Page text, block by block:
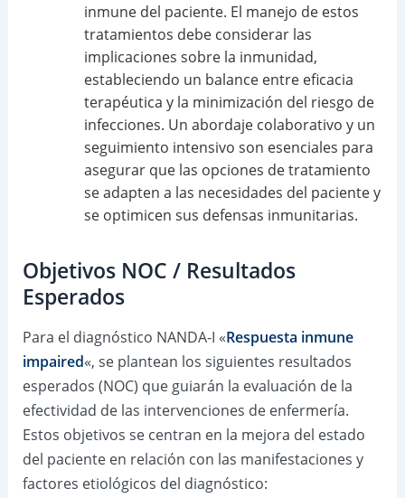
inmune del paciente. El manejo de estos
tratamientos debe considerar las
implicaciones sobre la inmunidad,
estableciendo un balance entre eficacia
terapéutica y la minimización del riesgo de
infecciones. Un abordaje colaborativo y un
seguimiento intensivo son esenciales para
asegurar que las opciones de tratamiento
se adapten a las necesidades del paciente y
se optimicen sus defensas inmunitarias.
Objetivos NOC / Resultados
Esperados
Para el diagnóstico NANDA-I «Respuesta inmune
impaired«, se plantean los siguientes resultados
esperados (NOC) que guiarán la evaluación de la
efectividad de las intervenciones de enfermería.
Estos objetivos se centran en la mejora del estado
del paciente en relación con las manifestaciones y
factores etiológicos del diagnóstico: